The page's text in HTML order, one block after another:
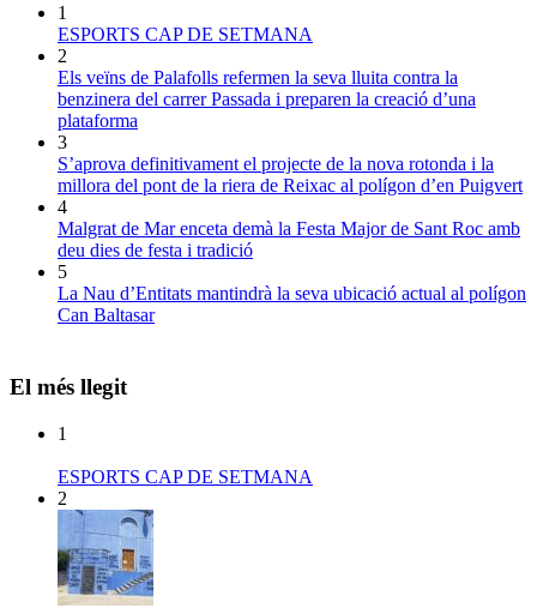
1
ESPORTS CAP DE SETMANA
2
Els veïns de Palafolls refermen la seva lluita contra la
benzinera del carrer Passada i preparen la creació d’una
plataforma
3
S’aprova definitivament el projecte de la nova rotonda i la
millora del pont de la riera de Reixac al polígon d’en Puigvert
4
Malgrat de Mar enceta demà la Festa Major de Sant Roc amb
deu dies de festa i tradició
5
La Nau d’Entitats mantindrà la seva ubicació actual al polígon
Can Baltasar
El més llegit
1
ESPORTS CAP DE SETMANA
2